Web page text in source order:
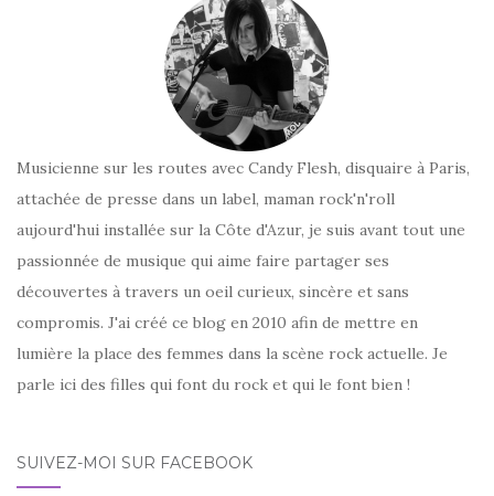
Musicienne sur les routes avec Candy Flesh, disquaire à Paris,
attachée de presse dans un label, maman rock'n'roll
aujourd'hui installée sur la Côte d'Azur, je suis avant tout une
passionnée de musique qui aime faire partager ses
découvertes à travers un oeil curieux, sincère et sans
compromis. J'ai créé ce blog en 2010 afin de mettre en
lumière la place des femmes dans la scène rock actuelle. Je
parle ici des filles qui font du rock et qui le font bien !
SUIVEZ-MOI SUR FACEBOOK